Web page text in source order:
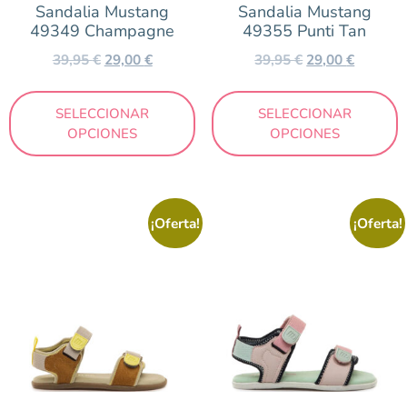
Niño
Outlet
Talla
20 21 22 23 24 25 26 27
31 35
Arena
Azul
Sandalia Mustang
49349 Champagne
39,95€ 29,00€
SELECCIONAR
OPCIONES
Sandalia Mustang
49355 Punti Tan
39,95€ 29,00€
SELECCIONAR
OPCIONES
¡Oferta! ¡Oferta!